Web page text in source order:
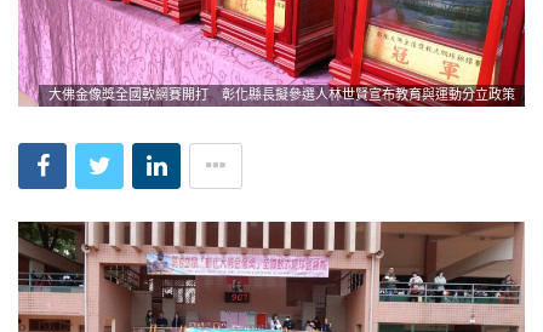
大佛金像獎全國軟網賽開打 彰化縣長擬參選人林世賢宣布教育與運動分立政策